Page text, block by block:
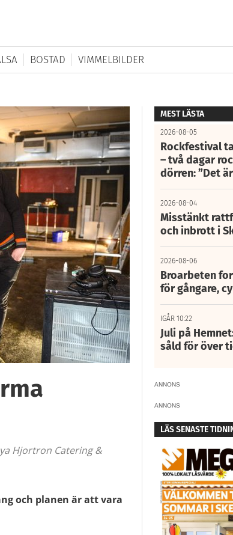
BOSTAD VIMMELBILDER
Hjortron Catering &
och planen är att vara
MEST LÄSTA
2026-08-05
Rockfestival
– två dagar
dörren: ”Det
2026-08-04
Misstänkt
och inbrott i
2026-08-06
Broarbeten
för gångare,
IGÅR 10:22
Juli på
såld för över
ANNONS
ANNONS
LÄS SENASTE